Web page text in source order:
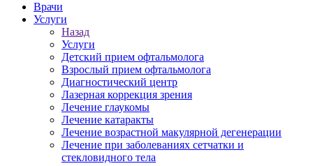
Врачи
Услуги
Назад
Услуги
Детский прием офтальмолога
Взрослый прием офтальмолога
Диагностический центр
Лазерная коррекция зрения
Лечение глаукомы
Лечение катаракты
Лечение возрастной макулярной дегенерации
Лечение при заболеваниях сетчатки и
стекловидного тела